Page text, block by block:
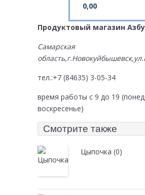
0,00
Продуктовый магазин
Самарская
тел.:+7 (84635) 3-05-34
время работы с 9 до 19
воскресенье)
Смотрите также
Цыпочка (0)